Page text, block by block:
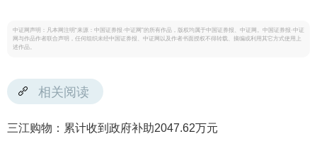
中证网声明：凡本网注明“来源：中国证券报·中证网”的所有作品，版权均属于中国证券报、中证网。中国证券报·中证
网与作品作者联合声明，任何组织未经中国证券报、中证网以及作者书面授权不得转载、摘编或利用其它方式使用上
述作品。
相关阅读
三江购物：累计收到政府补助2047.62万元